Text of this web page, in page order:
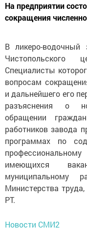
На предприятии
сокращения
В ликеро-
Чистопольского
Специалисты
вопросам
и дальнейшего его
разъяснения о
обращении
работников завода
программах по
имеющихся
муниципальному
Министерства
РТ.
Новости СМИ2